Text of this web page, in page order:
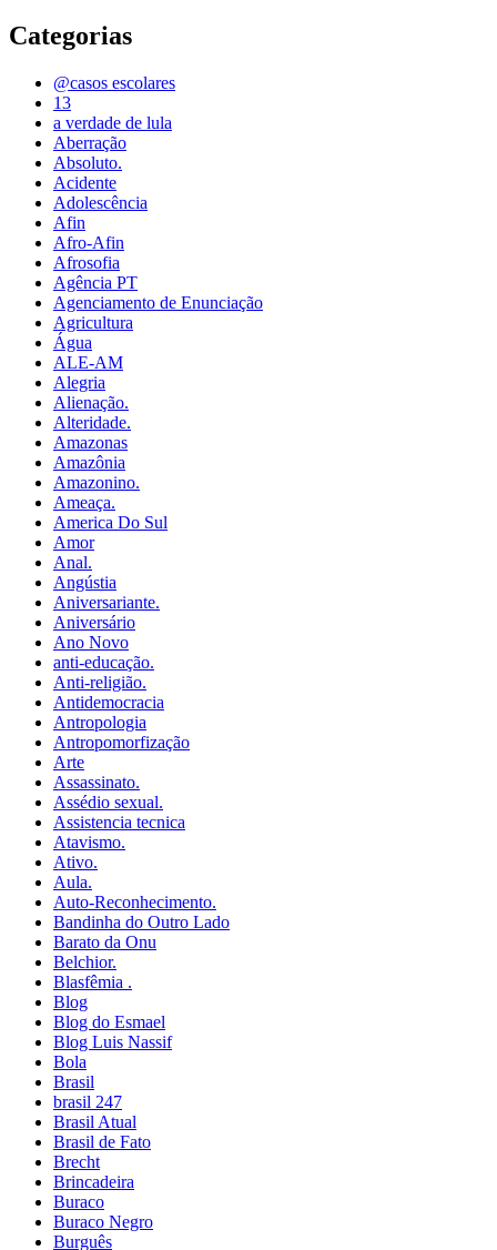
Categorias
@casos escolares
13
a verdade de lula
Aberração
Absoluto.
Acidente
Adolescência
Afin
Afro-Afin
Afrosofia
Agência PT
Agenciamento de Enunciação
Agricultura
Água
ALE-AM
Alegria
Alienação.
Alteridade.
Amazonas
Amazônia
Amazonino.
Ameaça.
America Do Sul
Amor
Anal.
Angústia
Aniversariante.
Aniversário
Ano Novo
anti-educação.
Anti-religião.
Antidemocracia
Antropologia
Antropomorfização
Arte
Assassinato.
Assédio sexual.
Assistencia tecnica
Atavismo.
Ativo.
Aula.
Auto-Reconhecimento.
Bandinha do Outro Lado
Barato da Onu
Belchior.
Blasfêmia .
Blog
Blog do Esmael
Blog Luis Nassif
Bola
Brasil
brasil 247
Brasil Atual
Brasil de Fato
Brecht
Brincadeira
Buraco
Buraco Negro
Burguês